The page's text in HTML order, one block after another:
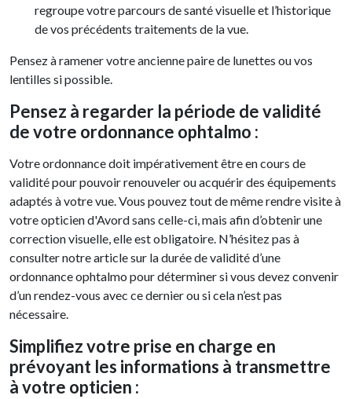
regroupe votre parcours de santé visuelle et l’historique
de vos précédents traitements de la vue.
Pensez à ramener votre ancienne paire de lunettes ou vos
lentilles si possible.
Pensez à regarder la période de validité
de votre ordonnance ophtalmo :
Votre ordonnance doit impérativement être en cours de
validité pour pouvoir renouveler ou acquérir des équipements
adaptés à votre vue. Vous pouvez tout de même rendre visite à
votre opticien d'Avord sans celle-ci, mais afin d’obtenir une
correction visuelle, elle est obligatoire. N’hésitez pas à
consulter notre article sur la durée de validité d’une
ordonnance ophtalmo pour déterminer si vous devez convenir
d’un rendez-vous avec ce dernier ou si cela n’est pas
nécessaire.
Simplifiez votre prise en charge en
prévoyant les informations à transmettre
à votre opticien :